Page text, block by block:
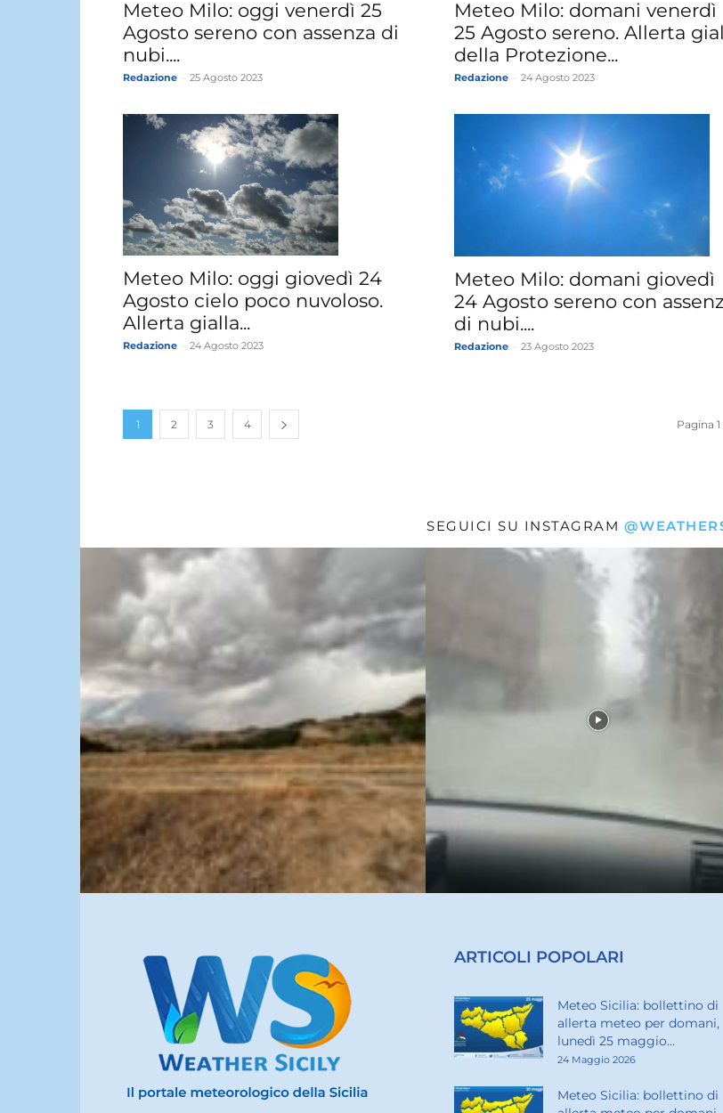
Meteo Milo: oggi venerdì 25
Agosto sereno con assenza di
nubi....
Redazione 25 Agosto 2023
Meteo Milo: domani venerdì
25 Agosto sereno. Allerta
della Protezione...
Redazione 24 Agosto 2023
Meteo Milo: oggi giovedì 24
Agosto cielo poco nuvoloso.
Allerta gialla...
Redazione 24 Agosto 2023
Meteo Milo: domani giovedì
24 Agosto sereno con
di nubi....
Redazione 23 Agosto 2023
1 2 3 4 Pagina
SEGUICI SU INSTAGRAM
ARTICOLI POPOLARI
Meteo Sicilia: bollettino di
allerta meteo per domani,
lunedì 25 maggio...
24 Maggio 2026
Meteo Sicilia: bollettino di